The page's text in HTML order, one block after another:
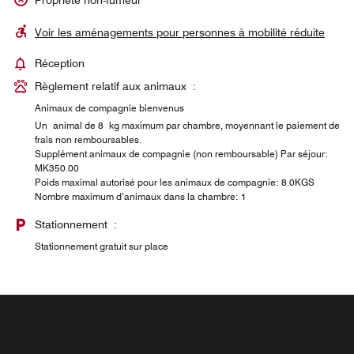
Voir les aménagements pour personnes à mobilité réduite
Réception
Règlement relatif aux animaux :
Animaux de compagnie bienvenus
Un animal de 8 kg maximum par chambre, moyennant le paiement de
frais non remboursables.
Supplément animaux de compagnie (non remboursable) Par séjour:
MK350.00
Poids maximal autorisé pour les animaux de compagnie: 8.0KGS
Nombre maximum d’animaux dans la chambre: 1
Stationnement :
Stationnement gratuit sur place